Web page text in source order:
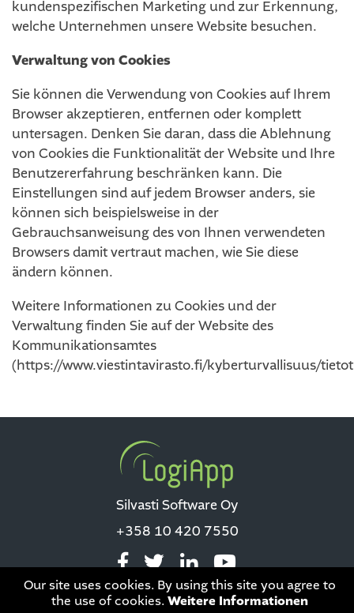
Our site uses cookies. By using this site you agree to
the use of cookies. Weitere Informationen
kundenspezifischen Marketing und zur Erkennung,
welche Unternehmen unsere Website besuchen.
Verwaltung von Cookies
Sie können die Verwendung von Cookies auf Ihrem
Browser akzeptieren, entfernen oder komplett
untersagen. Denken Sie daran, dass die Ablehnung
von Cookies die Funktionalität der Website und Ihre
Benutzererfahrung beschränken kann. Die
Einstellungen sind auf jedem Browser anders, sie
können sich beispielsweise in der
Gebrauchsanweisung des von Ihnen verwendeten
Browsers damit vertraut machen, wie Sie diese
ändern können.
Weitere Informationen zu Cookies und der
Verwaltung finden Sie auf der Website des
Kommunikationsamtes
(https://www.viestintavirasto.fi/kyberturvallisuus/
Silvasti Software Oy
+358 10 420 7550